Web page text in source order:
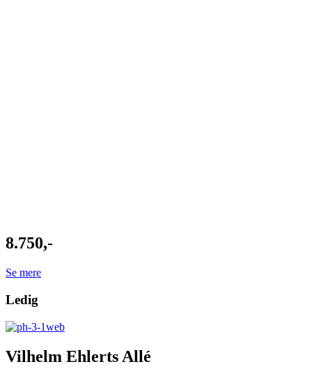
8.750,-
Se mere
Ledig
Vilhelm Ehlerts Allé